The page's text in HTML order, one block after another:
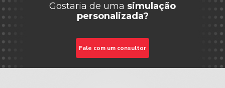
Gostaria de uma simulação
personalizada?
Fale com um consultor